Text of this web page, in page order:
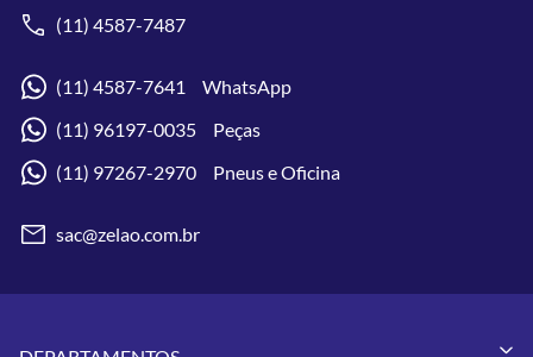
(11) 4587-7487
(11) 4587-7641 WhatsApp
(11) 96197-0035 Peças
(11) 97267-2970 Pneus e Oficina
sac@zelao.com.br